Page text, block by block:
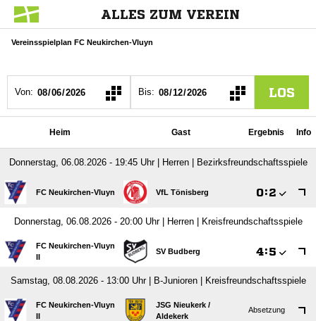
ALLES ZUM VEREIN
Vereinsspielplan FC Neukirchen-Vluyn
Von: Bis: LOS
Heim Gast Ergebnis Info
Donnerstag, 06.08.2026 - 19:45 Uhr | Herren | Bezirksfreundschaftsspiele
FC Neukirchen-Vluyn VfL Tönisberg :
Donnerstag, 06.08.2026 - 20:00 Uhr | Herren | Kreisfreundschaftsspiele
FC Neukirchen-Vluyn
II
SV Budberg :
Samstag, 08.08.2026 - 13:00 Uhr | B-Junioren | Kreisfreundschaftsspiele
FC Neukirchen-Vluyn
II
JSG Nieukerk /​
Aldekerk
Absetzung